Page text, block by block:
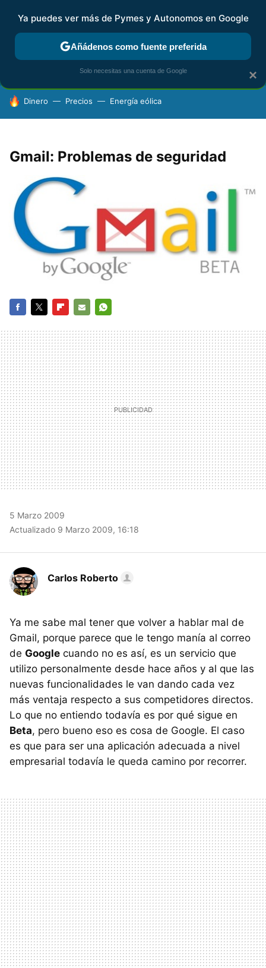
FISCALIDAD Y CONTABILIDAD KIT DIGITAL RENTA
HOY SE HABLA DE
Dinero Precios Energía eólica
Gmail: Problemas de seguridad
MAIL
5 Marzo 2009
Actualizado 9 Marzo 2009, 16:18
Carlos Roberto
Ya me sabe mal tener que volver a hablar mal de
Gmail, porque parece que le tengo manía al correo
de Google cuando no es así, es un servicio que
utilizo personalmente desde hace años y al que las
nuevas funcionalidades le van dando cada vez
más ventaja respecto a sus competidores directos.
Lo que no entiendo todavía es por qué sigue en
Beta, pero bueno eso es cosa de Google. El caso
es que para ser una aplicación adecuada a nivel
empresarial todavía le queda camino por recorrer.
×
Ya puedes ver más de Pymes y Autonomos en Google
Añádenos como fuente preferida
Solo necesitas una cuenta de Google